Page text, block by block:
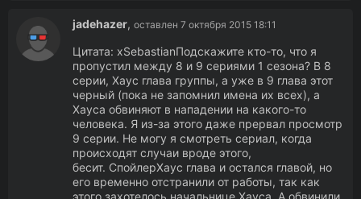
jadehazer, оставлен 7 октября 2015 18:11
Цитата: xSebastianПодскажите кто-то, что я
пропустил между 8 и 9 сериями 1 сезона? В 8
серии, Хаус глава группы, а уже в 9 глава этот
черный (пока не запомнил имена их всех), а
Хауса обвиняют в нападении на какого-то
человека. Я из-за этого даже прервал просмотр
9 серии. Не могу я смотреть сериал, когда
происходят случаи вроде этого,
бесит. СпойлерХаус глава и остался главой, но
его временно отстранили от работы, так как
этого захотелось начальнице Хауса. А обвинили